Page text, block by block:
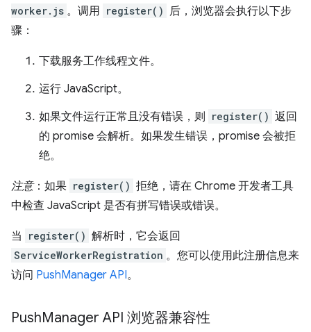
worker.js 。调用 register() 后，浏览器会执行以下步
骤：
下载服务工作线程文件。
运行 JavaScript。
如果文件运行正常且没有错误，则
register() 返回
的 promise 会解析。如果发生错误，promise 会被拒
绝。
注意：如果 register() 拒绝，请在 Chrome 开发者工具
中检查 JavaScript 是否有拼写错误或错误。
当 register() 解析时，它会返回
ServiceWorkerRegistration 。您可以使用此注册信息来
访问 PushManager API。
PushManager API 浏览器兼容性